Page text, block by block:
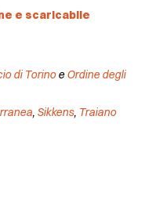
e scaricabile
di TorinoeOrdine degli
, Sikkens, Traiano